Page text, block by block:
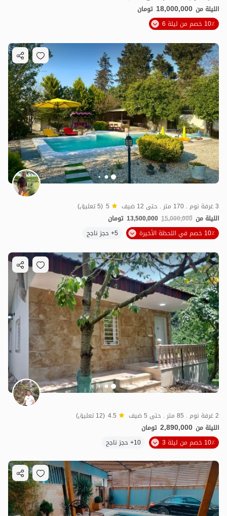
الليلة من 18,000,000 تومان
10٪ خصم من ليلة 6
3 غرفة نوم . 170 متر . حتى 12 ضيف 5 (5 تعليق)
الليلة من 15,000,000
13,500,000 تومان
10٪ خصم في اللحظة الأخيرة
5+ حجز ناجح
2 غرفة نوم . 85 متر . حتى 5 ضيف 4.5 (12 تعليق)
الليلة من 2,890,000 تومان
10٪ خصم من ليلة 3
10+ حجز ناجح